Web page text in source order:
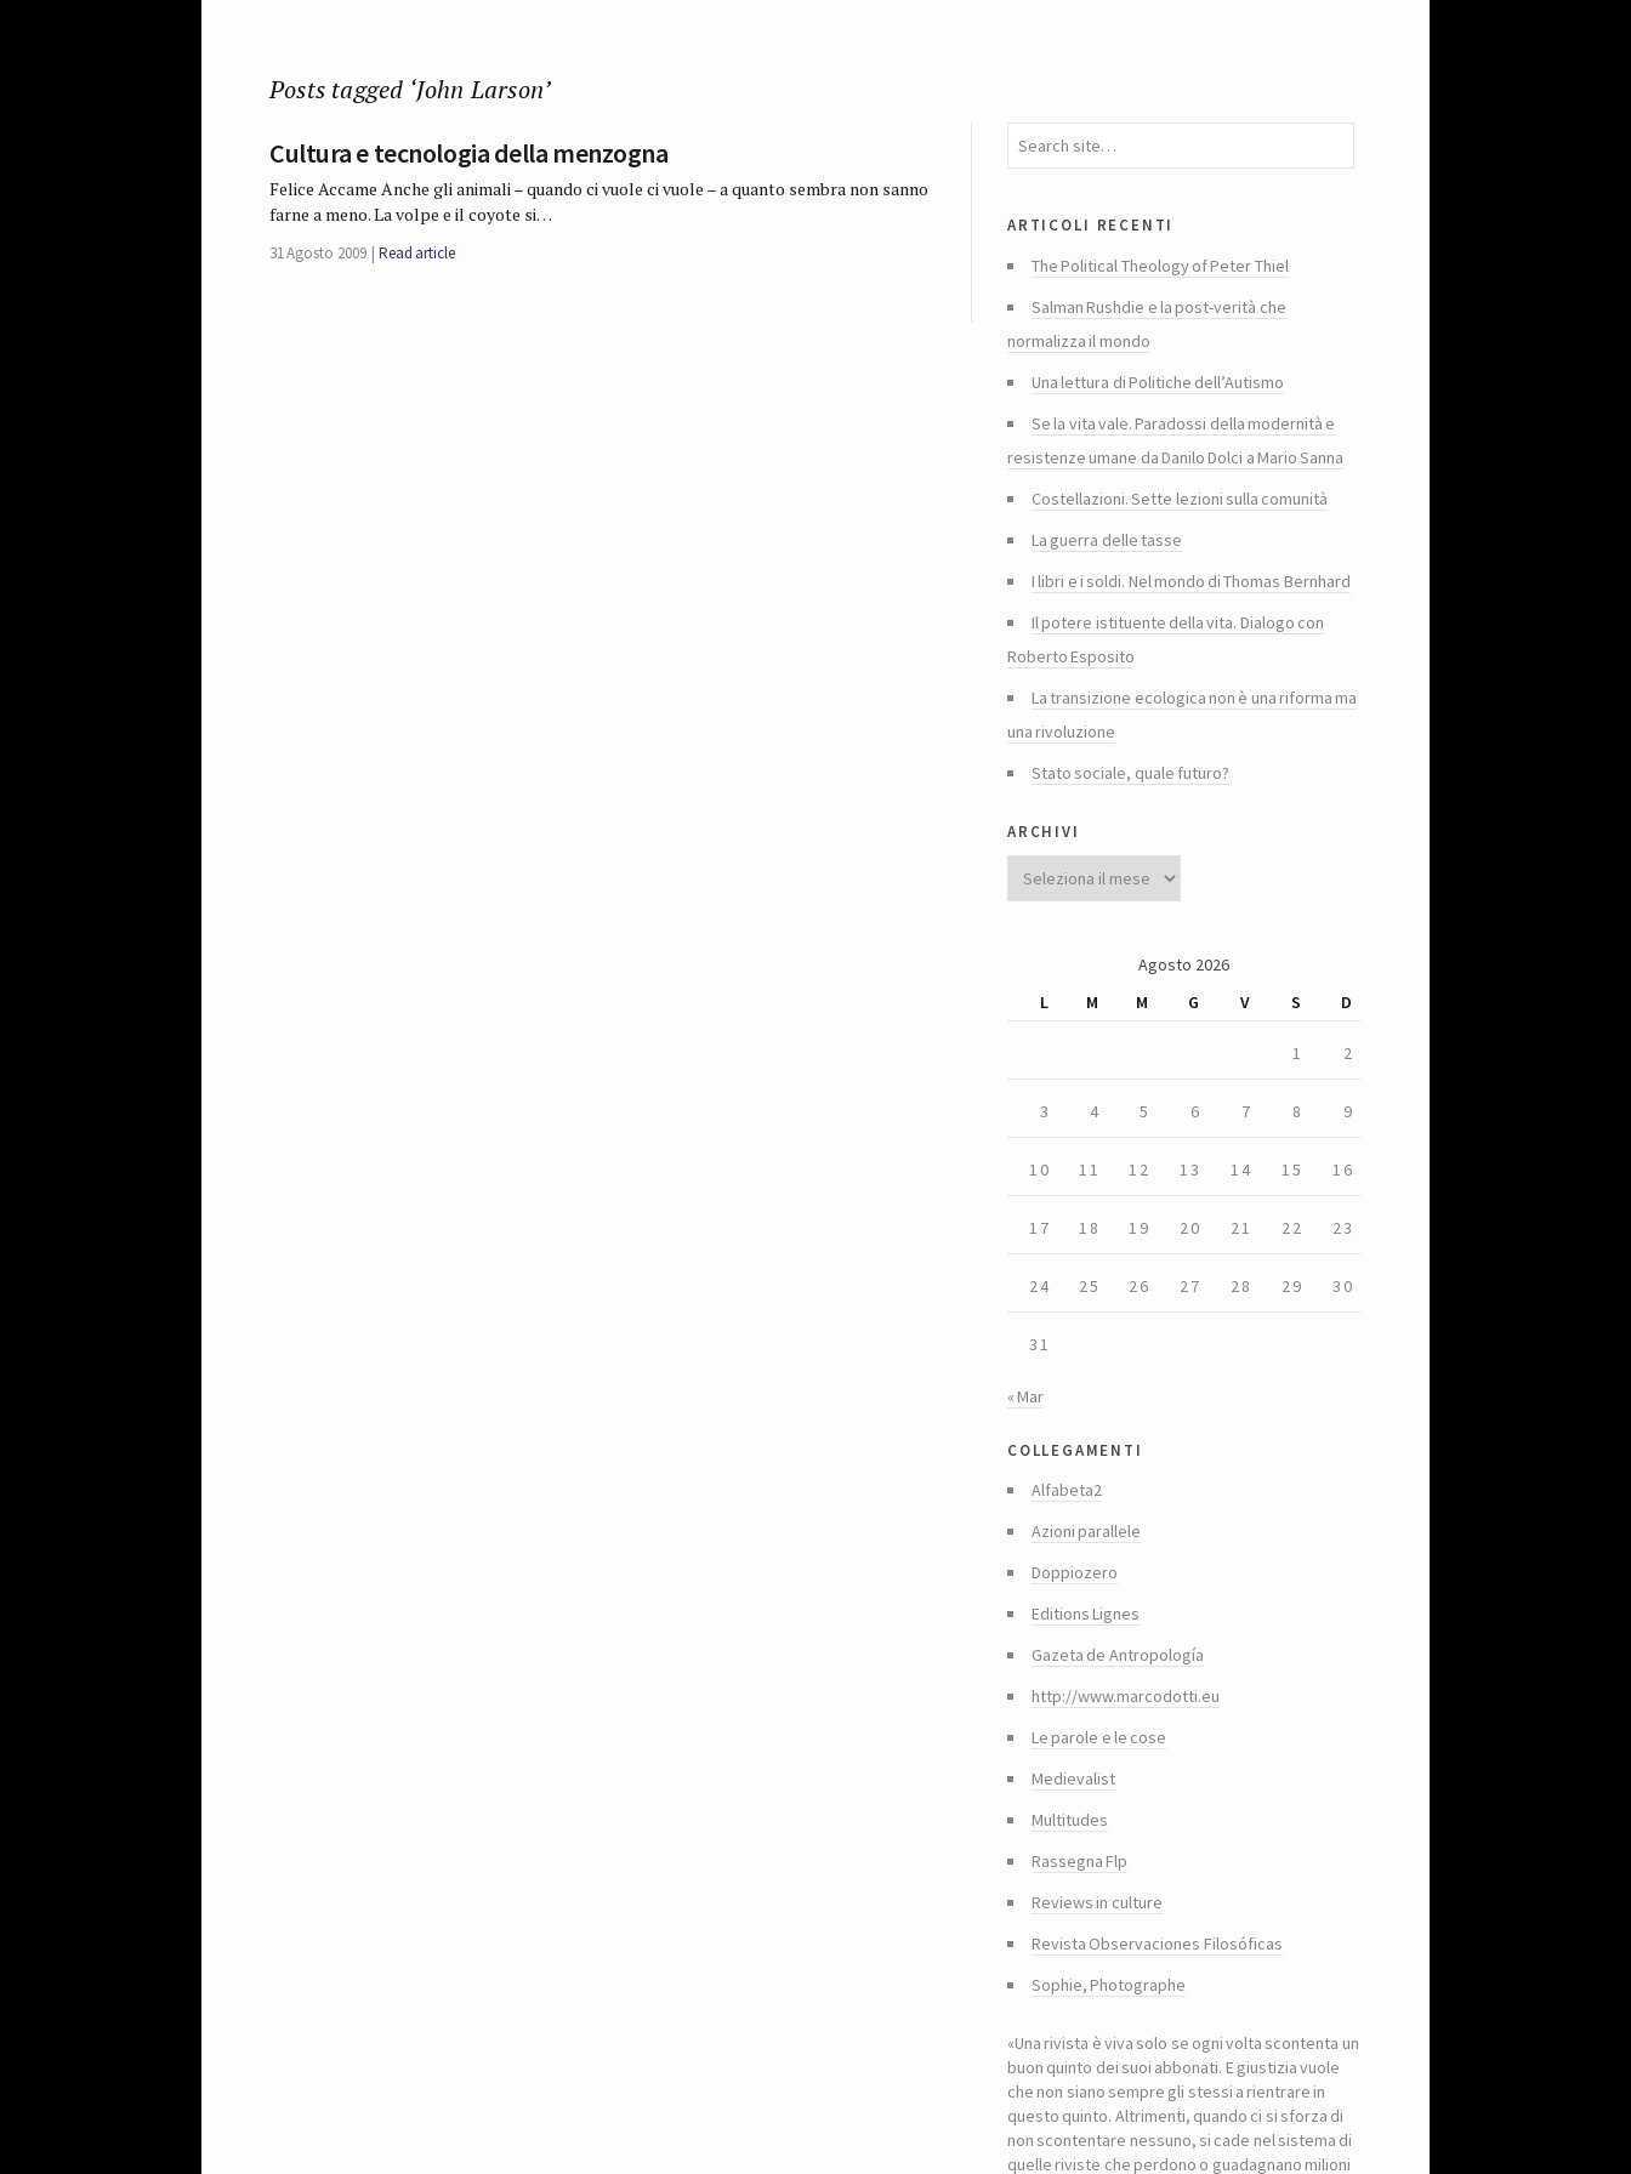
Posts tagged ‘John Larson’
Cultura e tecnologia della menzogna
Felice Accame Anche gli animali – quando ci vuole ci vuole – a quanto sembra non sanno
farne a meno. La volpe e il coyote si…
31 Agosto 2009 Read article
articoli recenti
The Political Theology of Peter Thiel
Salman Rushdie e la post-verità che
normalizza il mondo
Una lettura di Politiche dell’Autismo
Se la vita vale. Paradossi della modernità e
resistenze umane da Danilo Dolci a Mario Sanna
Costellazioni. Sette lezioni sulla comunità
La guerra delle tasse
I libri e i soldi. Nel mondo di Thomas Bernhard
Il potere istituente della vita. Dialogo con
Roberto Esposito
La transizione ecologica non è una riforma ma
una rivoluzione
Stato sociale, quale futuro?
archivi
Agosto 2026
L
M M G V S D
1 2
3 4 5 6 7 8 9
10 11 12 13 14 15 16
17 18 19 20 21 22 23
24 25 26 27 28 29 30
31
« Mar
collegamenti
Alfabeta2
Azioni parallele
Doppiozero
Editions Lignes
Gazeta de Antropología
http://www.marcodotti.eu
Le parole e le cose
Medievalist
Multitudes
Rassegna Flp
Reviews in culture
Revista Observaciones Filosóficas
Sophie, Photographe
«Una rivista è viva solo se ogni volta scontenta un
buon quinto dei suoi abbonati. E giustizia vuole
che non siano sempre gli stessi a rientrare in
questo quinto. Altrimenti, quando ci si sforza di
non scontentare nessuno, si cade nel sistema di
quelle riviste che perdono o guadagnano milioni